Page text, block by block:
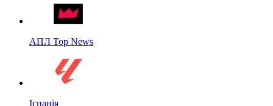
АПЛ Top News
Іспанія